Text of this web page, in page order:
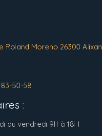
Roland Moreno 26300 Alixan
50-58
:
au vendredi 9H à 18H